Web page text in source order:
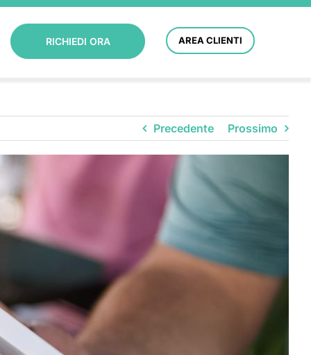
RICHIEDI ORA AREA CLIENTI
Precedente Prossimo